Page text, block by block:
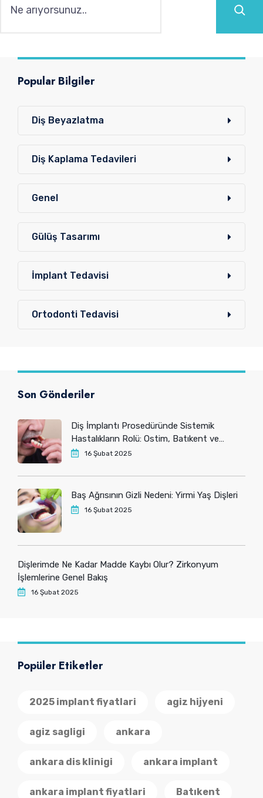
Popular Bilgiler
Diş Beyazlatma
Diş Kaplama Tedavileri
Genel
Gülüş Tasarımı
İmplant Tedavisi
Ortodonti Tedavisi
Son Gönderiler
Diş İmplantı Prosedüründe Sistemik
Hastalıkların Rolü: Ostim, Batıkent ve
Yenimahalle’deki Hastaların Bilmesi
16 Şubat 2025
Baş Ağrısının Gizli Nedeni: Yirmi Yaş Dişleri
16 Şubat 2025
Dişlerimde Ne Kadar Madde Kaybı Olur? Zirkonyum
İşlemlerine Genel Bakış
16 Şubat 2025
Popüler Etiketler
2025 implant fiyatlari agiz hijyeni
agiz sagligi ankara
ankara dis klinigi ankara implant
ankara implant fiyatlari Batıkent